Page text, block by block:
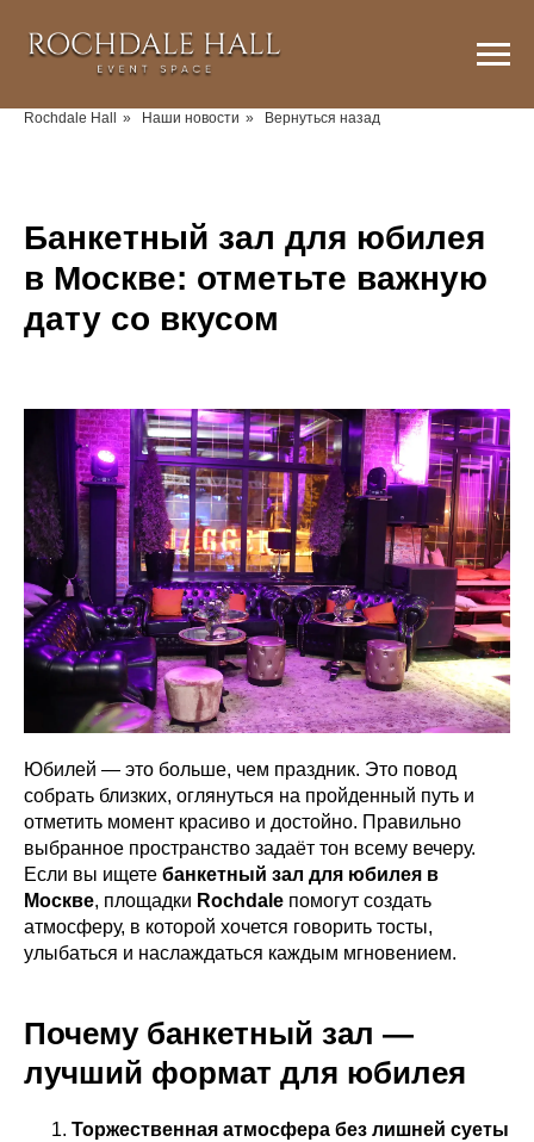
Rochdale Hall » Наши новости » Вернуться назад
Банкетный зал для юбилея
в Москве: отметьте важную
дату со вкусом
Юбилей — это больше, чем праздник. Это повод
собрать близких, оглянуться на пройденный путь и
отметить момент красиво и достойно. Правильно
выбранное пространство задаёт тон всему вечеру.
Если вы ищете банкетный зал для юбилея в
Москве, площадки Rochdale помогут создать
атмосферу, в которой хочется говорить тосты,
улыбаться и наслаждаться каждым мгновением.
Почему банкетный зал —
лучший формат для юбилея
Торжественная атмосфера без лишней суеты